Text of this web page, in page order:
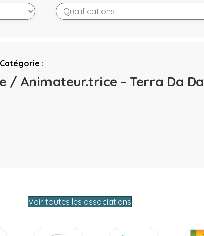
Catégorie :
/ Animateur.trice – Terra Da
Voir toutes les associations